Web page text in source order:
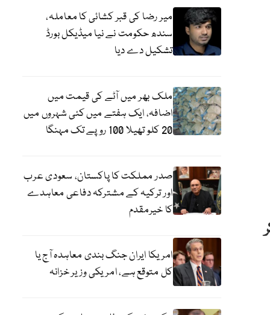
میر رضا کی قبر کشائی کا معاملہ،
سندھ حکومت نے نیا میڈیکل بورڈ
تشکیل دے دیا
ملک بھر میں آٹے کی قیمت میں
اضافہ، ایک ہفتے میں کئی شہروں میں
20 کلو تھیلا 100 روپے تک مہنگا
صدر مملکت کا پاکستان، سعودی عرب
اور ترکیہ کے مشترکہ دفاعی معاہدے
کا خیرمقدم
امریکا ایران جنگ بندی معاہدہ آج یا
کل متوقع ہے، امریکی وزیر خزانہ